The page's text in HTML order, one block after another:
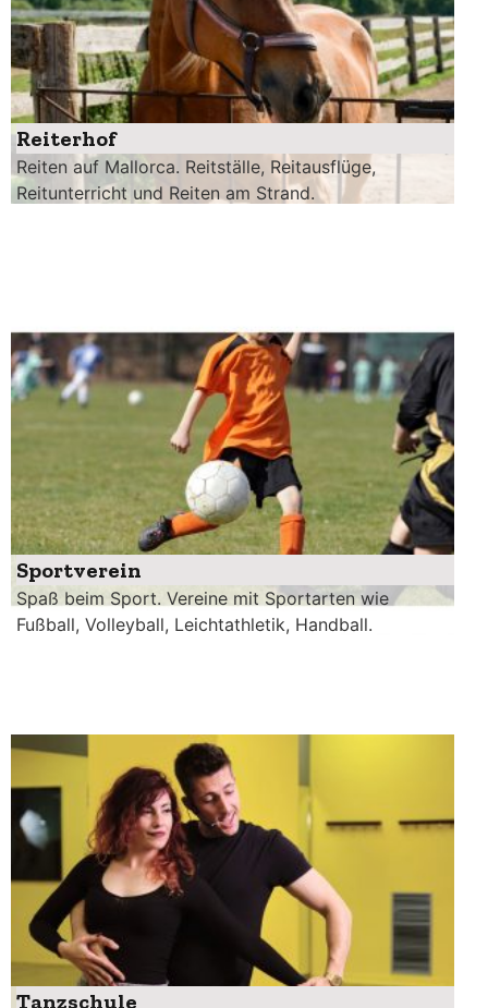
Reiterhof
Reiten auf Mallorca. Reitställe, Reitausflüge,
Reitunterricht und Reiten am Strand.
Sportverein
Spaß beim Sport. Vereine mit Sportarten wie
Fußball, Volleyball, Leichtathletik, Handball.
Tanzschule